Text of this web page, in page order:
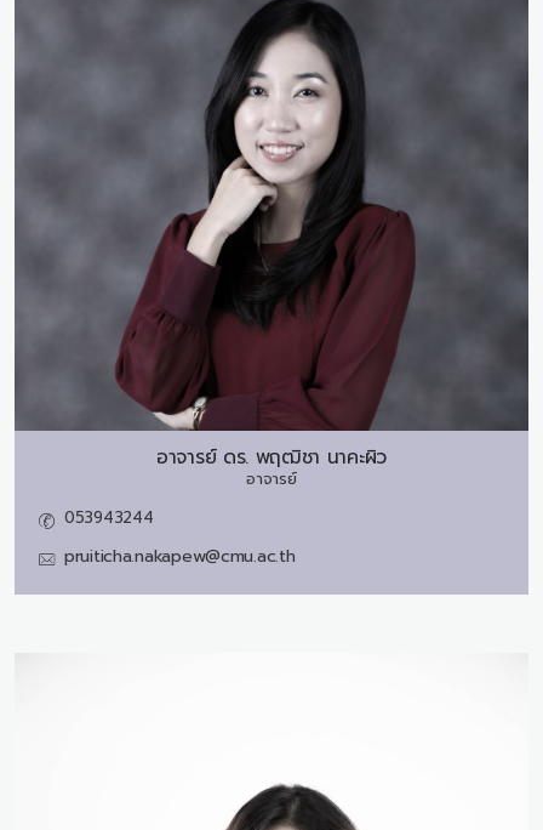
อาจารย์ ดร. พฤฒิชา นาคะผิว
อาจารย์
053943244
pruiticha.nakapew@cmu.ac.th